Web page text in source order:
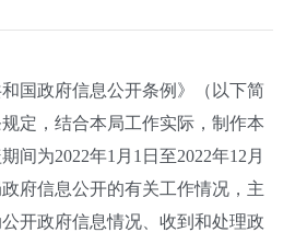
政府信息公开条例》（以下简
定，结合本局工作实际，制作本
间为2022年1月1日至2022年12月
府信息公开的有关工作情况，主
开政府信息情况、收到和处理政